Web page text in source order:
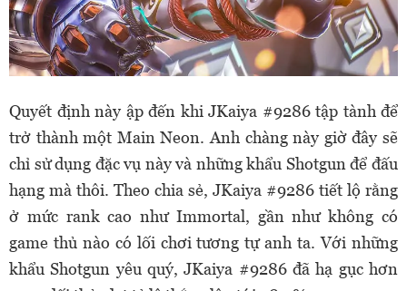
Quyết định này ập đến khi JKaiya #9286 tập tành để
trở thành một Main Neon. Anh chàng này giờ đây sẽ
chỉ sử dụng đặc vụ này và những khẩu Shotgun để đấu
hạng mà thôi. Theo chia sẻ, JKaiya #9286 tiết lộ rằng
ở mức rank cao như Immortal, gần như không có
game thủ nào có lối chơi tương tự anh ta. Với những
khẩu Shotgun yêu quý, JKaiya #9286 đã hạ gục hơn